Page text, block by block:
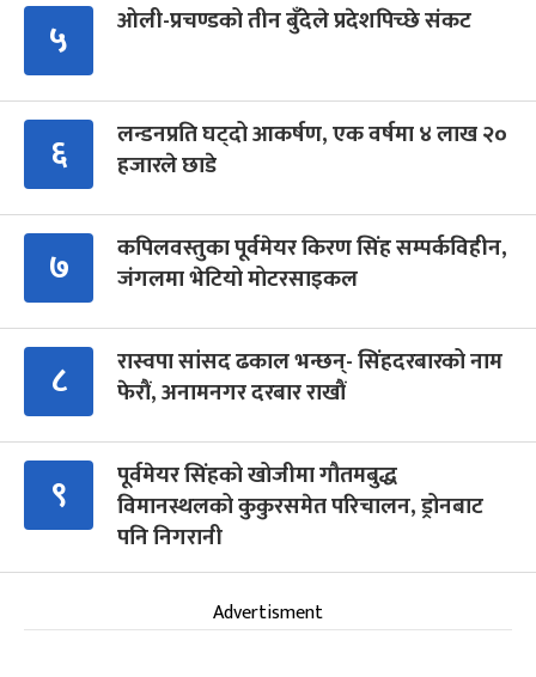
५ ओली-प्रचण्डको तीन बुँदेले प्रदेशपिच्छे संकट
६
लन्डनप्रति घट्दो आकर्षण, एक वर्षमा ४ लाख २०
हजारले छाडे
७
कपिलवस्तुका पूर्वमेयर किरण सिंह सम्पर्कविहीन,
जंगलमा भेटियो मोटरसाइकल
८
रास्वपा सांसद ढकाल भन्छन्- सिंहदरबारको नाम
फेरौं, अनामनगर दरबार राखौं
९
पूर्वमेयर सिंहको खोजीमा गौतमबुद्ध
विमानस्थलको कुकुरसमेत परिचालन, ड्रोनबाट
पनि निगरानी
Advertisment